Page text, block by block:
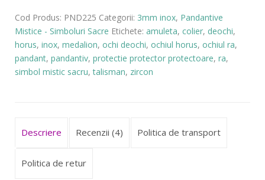
RA
HORUS
Inox
-
cod
Cod Produs: PND225 Categorii: 3mm inox, Pandantive
Mistice - Simboluri Sacre Etichete: amuleta, colier, deochi,
horus, inox, medalion, ochi deochi, ochiul horus, ochiul ra,
pandant, pandantiv, protectie protector protectoare, ra,
simbol mistic sacru,talisman, zircon
Descriere Recenzii (4) Politica de transport
Politica de retur